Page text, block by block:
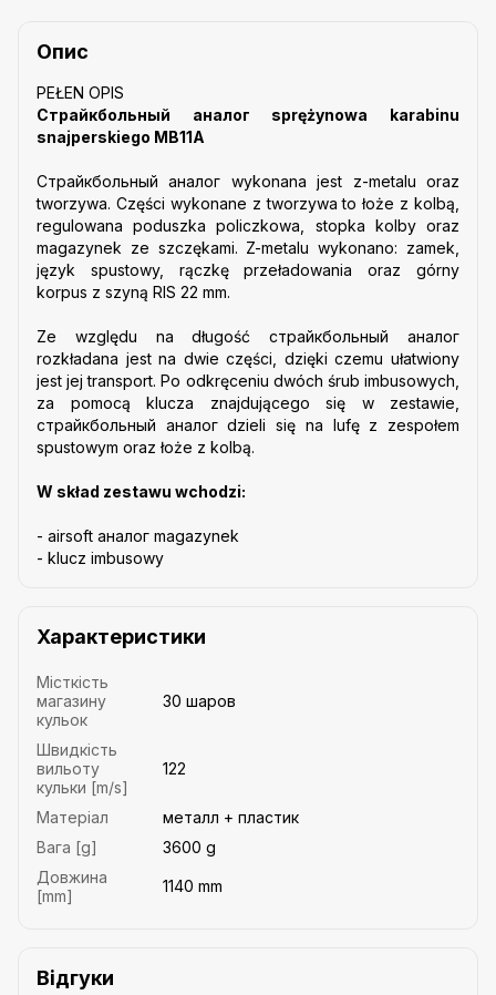
Опис
PEŁEN OPIS
Страйкбольный аналог sprężynowa karabinu
snajperskiego MB11A
Страйкбольный аналог wykonana jest z-metalu oraz
tworzywa. Części wykonane z tworzywa to łoże z kolbą,
regulowana poduszka policzkowa, stopka kolby oraz
magazynek ze szczękami. Z-metalu wykonano: zamek,
język spustowy, rączkę przeładowania oraz górny
korpus z szyną RIS 22 mm.
Ze względu na długość cтрайкбольный аналог
rozkładana jest na dwie części, dzięki czemu ułatwiony
jest jej transport. Po odkręceniu dwóch śrub imbusowych,
za pomocą klucza znajdującego się w zestawie,
cтрайкбольный аналог dzieli się na lufę z zespołem
spustowym oraz łoże z kolbą.
W skład zestawu wchodzi:
- airsoft аналог magazynek
- klucz imbusowy
Характеристики
Місткість
магазину
кульок
30 шаров
Швидкість
вильоту
кульки [m/s]
122
Матеріал
металл + пластик
Вага [g]
3600 g
Довжина
[mm]
1140 mm
Відгуки